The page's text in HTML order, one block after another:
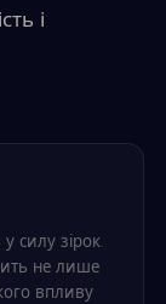
і
силу зірок.
не лише
впливу